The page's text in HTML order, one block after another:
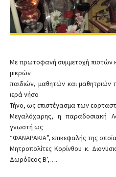
Με πρωτοφανή συμμετοχή πιστών
μικρών
παιδιών, μαθητών και
ιερά νήσο
Τήνο, ως επιστέγασμα των
Μεγαλόχαρης, η παραδοσιακή
γνωστή ως
“ΦΑΝΑΡΑΚΙΑ”, επικεφαλής της
Μητροπολίτες Κορίνθου κ.
Δωρόθεος Β’,….